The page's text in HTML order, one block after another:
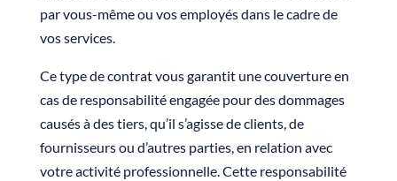
par vous-même ou vos employés dans le cadre de
vos services.
Ce type de contrat vous garantit une couverture en
cas de responsabilité engagée pour des dommages
causés à des tiers, qu’il s’agisse de clients, de
fournisseurs ou d’autres parties, en relation avec
votre activité professionnelle. Cette responsabilité